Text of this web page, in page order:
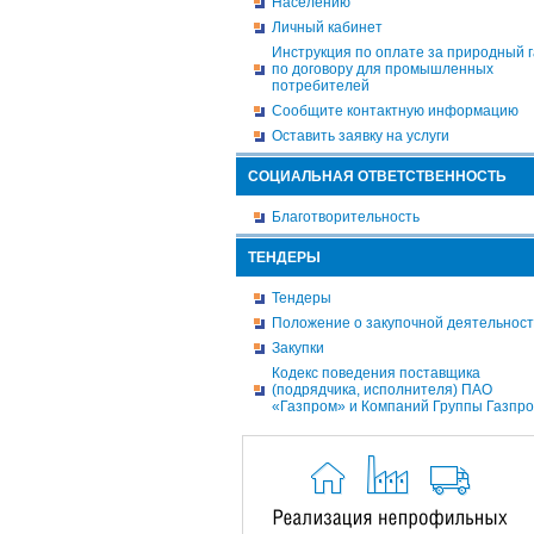
Личный кабинет
Инструкция по оплате за природный
по договору для промышленных
потребителей
Сообщите контактную информацию
Оставить заявку на услуги
СОЦИАЛЬНАЯ ОТВЕТСТВЕННОСТЬ
Благотворительность
ТЕНДЕРЫ
Тендеры
Положение о закупочной
Закупки
Кодекс поведения поставщика
(подрядчика, исполнителя) ПАО
«Газпром» и Компаний Группы